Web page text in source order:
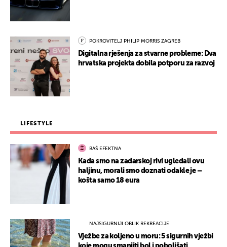
POKROVITELJ PHILIP MORRIS ZAGREB
Digitalna rješenja za stvarne probleme: Dva
hrvatska projekta dobila potporu za razvoj
LIFESTYLE
BAŠ EFEKTNA
Kada smo na zadarskoj rivi ugledali ovu
haljinu, morali smo doznati odakle je –
košta samo 18 eura
NAJSIGURNIJI OBLIK REKREACIJE
Vježbe za koljeno u moru: 5 sigurnih vježbi